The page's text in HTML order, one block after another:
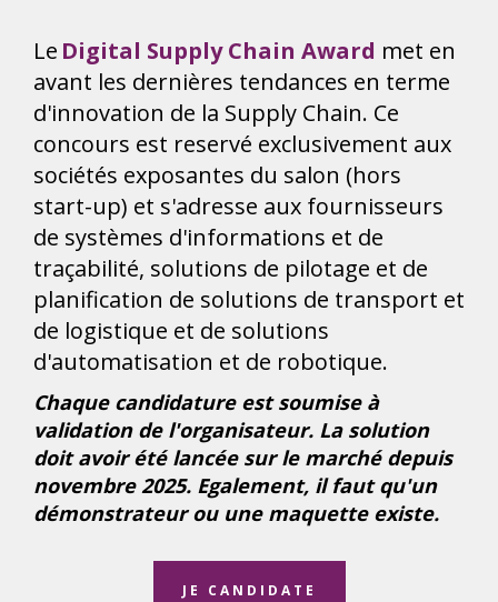
Le Digital Supply Chain Award met en
avant les dernières tendances en terme
d'innovation de la Supply Chain. Ce
concours est reservé exclusivement aux
sociétés exposantes du salon (hors
start-up) et s'adresse aux fournisseurs
de systèmes d'informations et de
traçabilité, solutions de pilotage et de
planification de solutions de transport et
de logistique et de solutions
d'automatisation et de robotique.
Chaque candidature est soumise à
validation de l'organisateur. La solution
doit avoir été lancée sur le marché depuis
novembre 2025. Egalement, il faut qu'un
démonstrateur ou une maquette existe.
JE CANDIDATE